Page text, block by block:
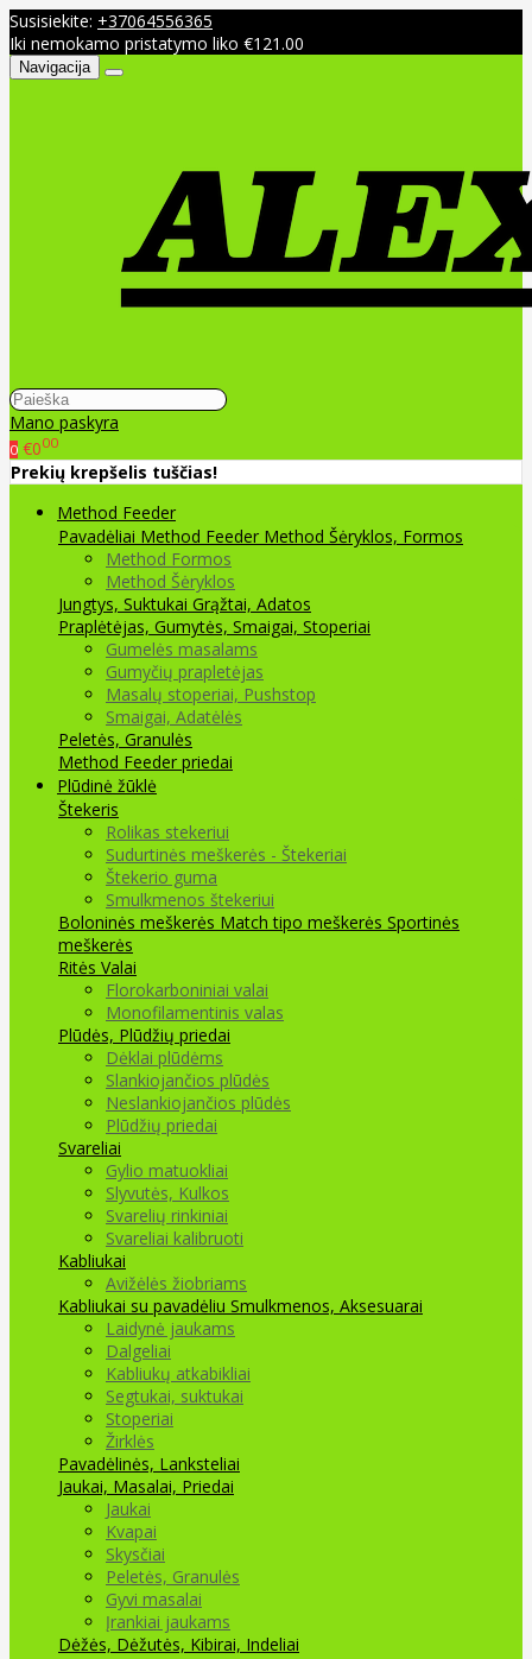
Susisiekite: +37064556365
Iki nemokamo pristatymo liko €121.00
Navigacija
Mano paskyra
0 €000
Prekių krepšelis tuščias!
Method Feeder
Pavadėliai Method Feeder Method Šėryklos, Formos
Method Formos
Method Šėryklos
Jungtys, Suktukai Grąžtai, Adatos
Praplėtėjas, Gumytės, Smaigai, Stoperiai
Gumelės masalams
Gumyčių prapletėjas
Masalų stoperiai, Pushstop
Smaigai, Adatėlės
Peletės, Granulės
Method Feeder priedai
Plūdinė žūklė
Štekeris
Rolikas stekeriui
Sudurtinės meškerės - Štekeriai
Štekerio guma
Smulkmenos štekeriui
Boloninės meškerės Match tipo meškerės Sportinės
meškerės
Ritės Valai
Florokarboniniai valai
Monofilamentinis valas
Plūdės, Plūdžių priedai
Dėklai plūdėms
Slankiojančios plūdės
Neslankiojančios plūdės
Plūdžių priedai
Svareliai
Gylio matuokliai
Slyvutės, Kulkos
Svarelių rinkiniai
Svareliai kalibruoti
Kabliukai
Avižėlės žiobriams
Kabliukai su pavadėliu Smulkmenos, Aksesuarai
Laidynė jaukams
Dalgeliai
Kabliukų atkabikliai
Segtukai, suktukai
Stoperiai
Žirklės
Pavadėlinės, Lanksteliai
Jaukai, Masalai, Priedai
Jaukai
Kvapai
Skysčiai
Peletės, Granulės
Gyvi masalai
Įrankiai jaukams
Dėžės, Dėžutės, Kibirai, Indeliai